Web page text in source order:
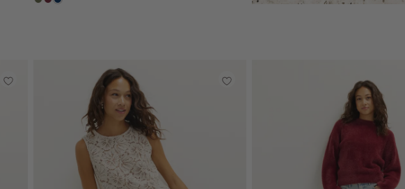
groen,
brique
donkerblauw